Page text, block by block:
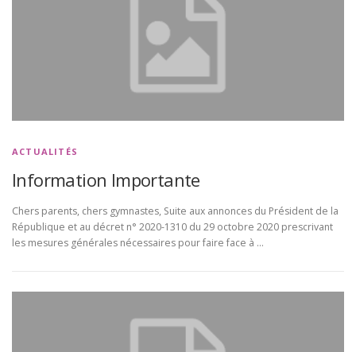
ACTUALITÉS
Information Importante
Chers parents, chers gymnastes, Suite aux annonces du Président de la
République et au décret n° 2020-1310 du 29 octobre 2020 prescrivant
les mesures générales nécessaires pour faire face à …